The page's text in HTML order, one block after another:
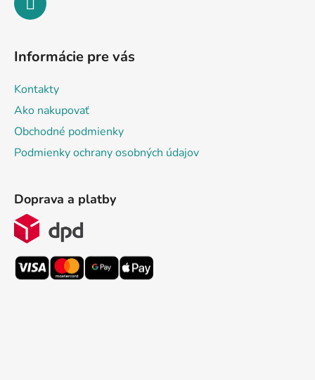
Informácie pre vás
Kontakty
Ako nakupovať
Obchodné podmienky
Podmienky ochrany osobných údajov
Doprava a platby